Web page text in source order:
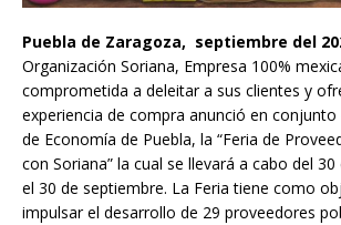
Puebla de Zaragoza, septiembre del
Organización Soriana, Empresa 100%
comprometida a deleitar a sus clientes y
experiencia de compra anunció en conjunto
de Economía de Puebla, la “Feria de
con Soriana” la cual se llevará a cabo del
el 30 de septiembre. La Feria tiene como
impulsar el desarrollo de 29 proveedores